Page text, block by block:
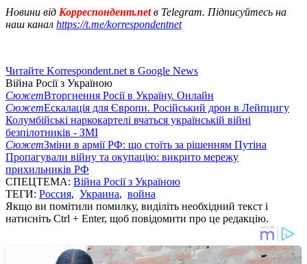
Новини від Корреспондент.netв Telegram. Підписуйтесь на
наш канал https://t.me/korrespondentnet
Читайте Korrespondent.net в Google News
Війна Росії з Україною
СюжетВторгнення Росії в Україну. Онлайн
СюжетЕскалація для Європи. Російський дрон в Лейпцигу
Колумбійські наркокартелі вчаться українській війні
безпілотників - ЗМІ
СюжетЗміни в армії РФ: що стоїть за рішенням Путіна
Пропагували війну та окупацію: викрито мережу
прихильників РФ
СПЕЦТЕМА: Війна Росії з Україною
ТЕГИ: Россия, Украина, война
Якщо ви помітили помилку, виділіть необхідний текст і
натисніть Ctrl + Enter, щоб повідомити про це редакцію.